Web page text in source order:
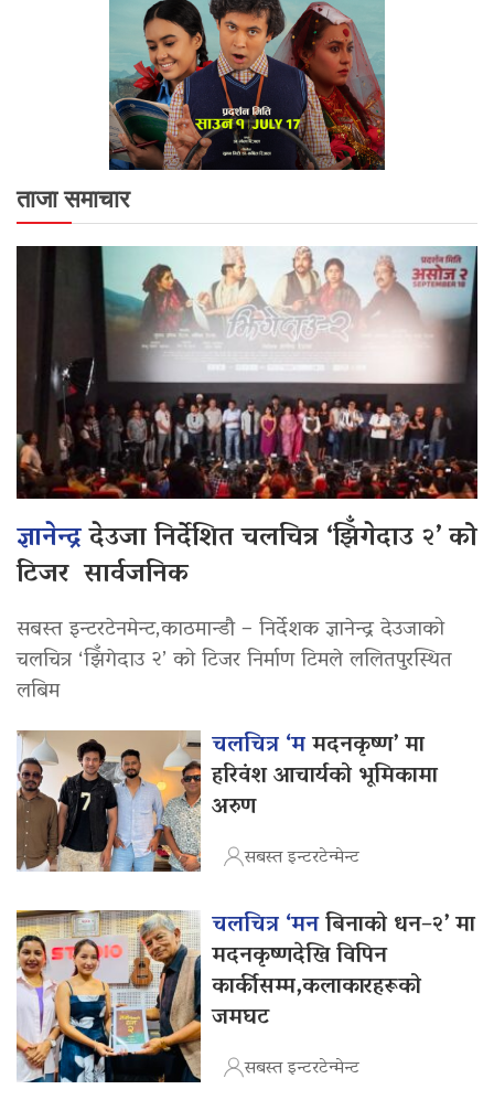
ताजा समाचार
ज्ञानेन्द्रदेउजा निर्देशित चलचित्र ‘झिँगेदाउ २’ को
टिजर सार्वजनिक
सबस्त इन्टरटेनमेन्ट,काठमान्डौ – निर्देशक ज्ञानेन्द्र देउजाको
चलचित्र ‘झिँगेदाउ २’ को टिजर निर्माण टिमले ललितपुरस्थित
लबिम
चलचित्र ‘ममदनकृष्ण’ मा
हरिवंश आचार्यको भूमिकामा
अरुण
सबस्त इन्टरटेन्मेन्ट
चलचित्र ‘मनबिनाको धन–२’ मा
मदनकृष्णदेखि विपिन
कार्कीसम्म,कलाकारहरूको
जमघट
सबस्त इन्टरटेन्मेन्ट